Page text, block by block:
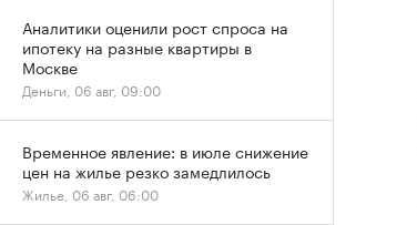
Аналитики оценили рост спроса на
ипотеку на разные квартиры в
Москве
Деньги, 06 авг, 09:00
Временное явление: в июле снижение
цен на жилье резко замедлилось
Жилье, 06 авг, 06:00